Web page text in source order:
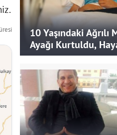
10 Yaşındaki Ağrılı
Ayağı Kurtuldu,
Doktor Olmak